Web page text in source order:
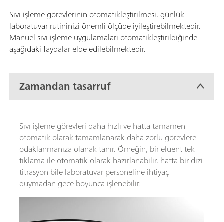
Sıvı işleme görevlerinin otomatikleştirilmesi, günlük
laboratuvar rutininizi önemli ölçüde iyileştirebilmektedir.
Manuel sıvı işleme uygulamaları otomatikleştirildiğinde
aşağıdaki faydalar elde edilebilmektedir.
Zamandan tasarruf
Sıvı işleme görevleri daha hızlı ve hatta tamamen
otomatik olarak tamamlanarak daha zorlu görevlere
odaklanmanıza olanak tanır. Örneğin, bir eluent tek
tıklama ile otomatik olarak hazırlanabilir, hatta bir dizi
titrasyon bile laboratuvar personeline ihtiyaç
duymadan gece boyunca işlenebilir.